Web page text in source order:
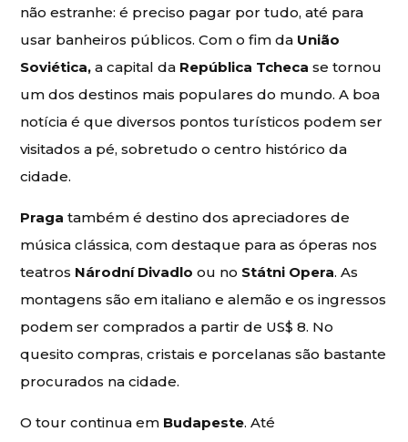
não estranhe: é preciso pagar por tudo, até para
usar banheiros públicos. Com o fim da União
Soviética, a capital da República Tcheca se tornou
um dos destinos mais populares do mundo. A boa
notícia é que diversos pontos turísticos podem ser
visitados a pé, sobretudo o centro histórico da
cidade.
Praga também é destino dos apreciadores de
música clássica, com destaque para as óperas nos
teatros Národní Divadlo ou no Státni Opera. As
montagens são em italiano e alemão e os ingressos
podem ser comprados a partir de US$ 8. No
quesito compras, cristais e porcelanas são bastante
procurados na cidade.
O tour continua em Budapeste. Até